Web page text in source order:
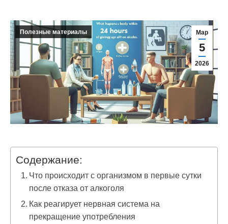
Мар
5
2026
Полезные материалы
Содержание:
Что происходит с организмом в первые сутки
после отказа от алкоголя
Как реагирует нервная система на
прекращение употребления